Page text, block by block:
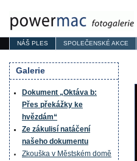
NÁŠ PLES SPOLEČENSKÉ AKCE
Galerie
Dokument „Oktáva b:
Přes překážky ke
hvězdám“
Ze zákulisí natáčení
našeho dokumentu
Zkouška v Městském domě